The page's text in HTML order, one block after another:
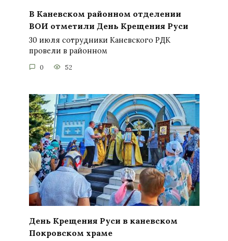
В Каневском районном отделении
ВОИ отметили День Крещения Руси
30 июля сотрудники Каневского РДК
провели в районном
0 52
День Крещения Руси в каневском
Покровском храме